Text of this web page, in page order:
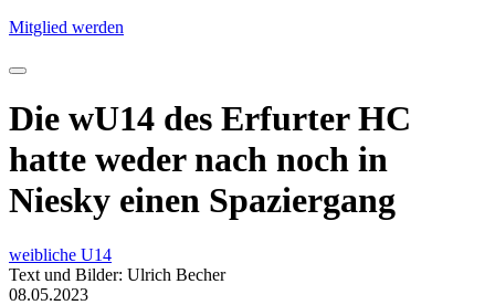
Mitglied werden
Die wU14 des Erfurter HC
hatte weder nach noch in
Niesky einen Spaziergang
weibliche U14
Text und Bilder: Ulrich Becher
08.05.2023